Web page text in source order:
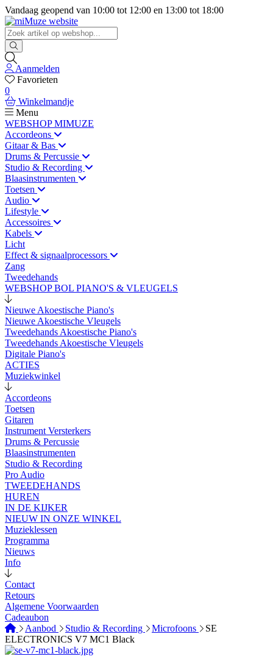
Vandaag geopend van 10:00 tot 12:00 en 13:00 tot 18:00
Aanmelden
Favorieten
0
Winkelmandje
Menu
WEBSHOP MIMUZE
Accordeons
Gitaar & Bas
Drums & Percussie
Studio & Recording
Blaasinstrumenten
Toetsen
Audio
Lifestyle
Accessoires
Kabels
Licht
Effect & signaalprocessors
Zang
Tweedehands
WEBSHOP BOL PIANO'S & VLEUGELS
Nieuwe Akoestische Piano's
Nieuwe Akoestische Vleugels
Tweedehands Akoestische Piano's
Tweedehands Akoestische Vleugels
Digitale Piano's
ACTIES
Muziekwinkel
Accordeons
Toetsen
Gitaren
Instrument Versterkers
Drums & Percussie
Blaasinstrumenten
Studio & Recording
Pro Audio
TWEEDEHANDS
HUREN
IN DE KIJKER
NIEUW IN ONZE WINKEL
Muzieklessen
Programma
Nieuws
Info
Contact
Retours
Algemene Voorwaarden
Cadeaubon
Aanbod
Studio & Recording Microfoons
SE
ELECTRONICS V7 MC1 Black